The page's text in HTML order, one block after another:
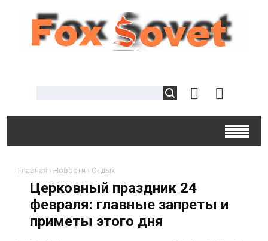
Главная › Новости › Отдых
Церковный праздник 24
февраля: главные запреты и
приметы этого дня